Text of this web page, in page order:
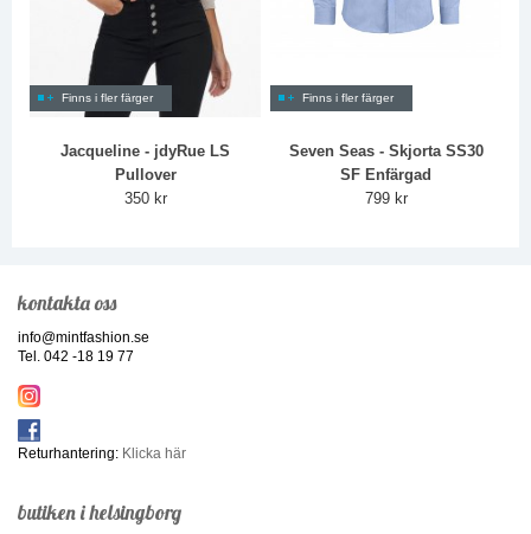
Finns i fler färger
Jacqueline - jdyRue LS
Pullover
350 kr
Finns i fler färger
Seven Seas - Skjorta SS30
SF Enfärgad
799 kr
kontakta oss
info@mintfashion.se
Tel. 042 -18 19 77
Returhantering: Klicka här
butiken i helsingborg